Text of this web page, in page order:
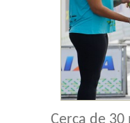
Cerca de